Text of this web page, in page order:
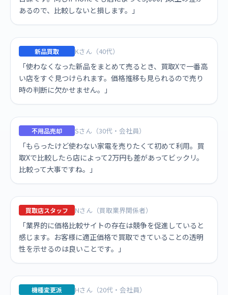
あるので、比較しないと損します。」
新品買取 Kさん（40代）
「使わなくなった新品をまとめて売るとき、買取Xで一番高
い店をすぐ見つけられます。価格推移も見られるので売り
時の判断に欠かせません。」
不用品売却 Sさん（30代・会社員）
「もらったけど使わない家電を売りたくて初めて利用。買
取Xで比較したら店によって2万円も差があってビックリ。
比較って大事ですね。」
買取店スタッフ Nさん（買取業界関係者）
「業界的に価格比較サイトの存在は競争を促進していると
感じます。お客様に適正価格で買取できていることの透明
性を示せるのは良いことです。」
機種変更派 Hさん（20代・会社員）